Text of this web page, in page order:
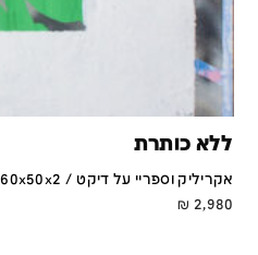
ללא כותרת
אקריליק וספריי על דיקט / 60x50x2 ס''מ
2,980
₪